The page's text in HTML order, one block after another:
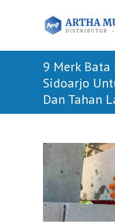
9 Merk Bata
Sidoarjo
Dan Tahan